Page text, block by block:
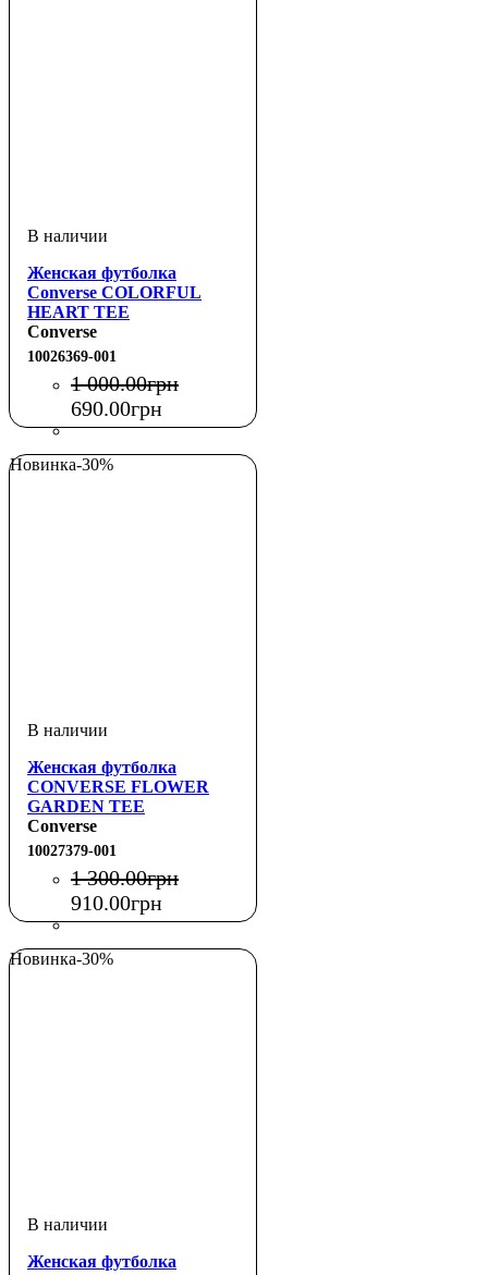
Женская футболка
Converse COLORFUL
HEART TEE
Converse
10026369-001
1 000.00грн
690.00грн
Новинка-30%
Женская футболка
CONVERSE FLOWER
GARDEN TEE
Converse
10027379-001
1 300.00грн
910.00грн
Новинка-30%
Женская футболка